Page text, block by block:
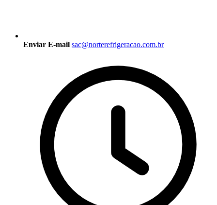
Enviar E-mail sac@norterefrigeracao.com.br